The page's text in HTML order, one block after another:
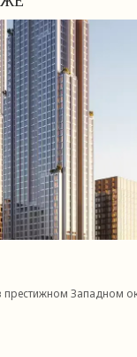
престижном Западном
своей